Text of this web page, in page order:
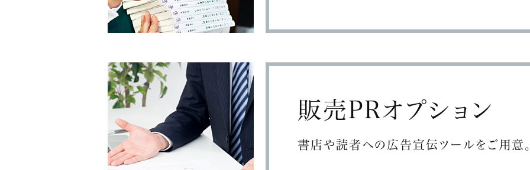
販売PRオプション
書店や読者への広告宣伝ツールをご用意